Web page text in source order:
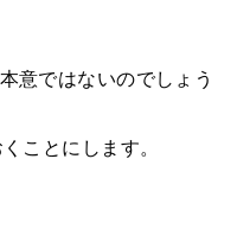
意ではないのでしょう
ことにします。